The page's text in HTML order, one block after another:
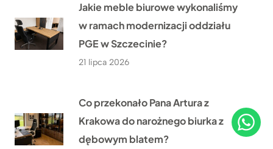
Jakie meble biurowe wykonaliśmy
w ramach modernizacji oddziału
PGE w Szczecinie?
21 lipca 2026
Co przekonało Pana Artura z
Krakowa do narożnego biurka z
dębowym blatem?